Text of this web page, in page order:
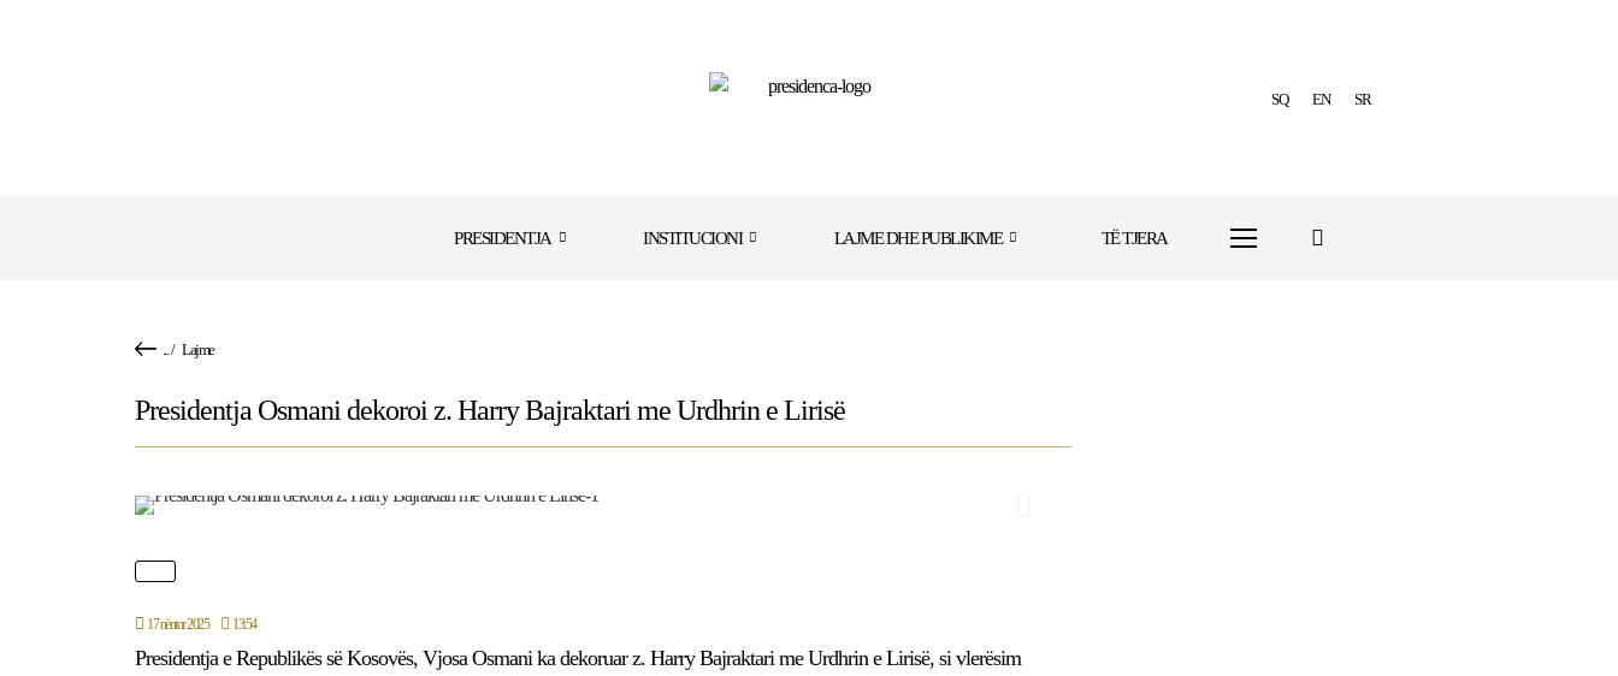
SQ EN SR
PRESIDENTJA INSTITUCIONI LAJME DHE PUBLIKIME TË TJERA
/ Lajme
Presidentja Osmani dekoroi z. Harry Bajraktari me Urdhrin e Lirisë
17 nëntor 2025 13:54
Presidentja e Republikës së Kosovës, Vjosa Osmani ka dekoruar z. Harry Bajraktari me Urdhrin e Lirisë, si vlerësim